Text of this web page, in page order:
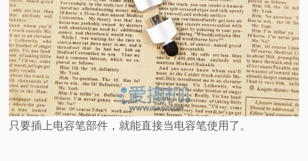
只要插上电容笔部件，就能直接当电容笔使用了。